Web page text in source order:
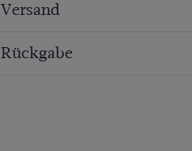
Versand
Rückgabe